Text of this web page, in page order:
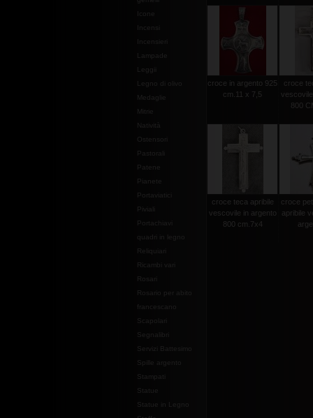
Leggii
Legno di olivo
Medaglie
Mitrie
Natività
Ostensori
Pastorali
Patene
Pianete
Portaviatici
Piviali
Portachiavi
quadri in legno
Reliquiari
Ricambi vari
Rosari
Rosario per abito
francescano
Scapolari
Segnalibri
Servizi Battesimo
Spille argento
Stampati
Statue
Statue in Legno
croce in argento 925
cm.11 x 7,5
croce
800
croce teca apribile
vescovile in argento
800 cm.7x4
croce
apribile